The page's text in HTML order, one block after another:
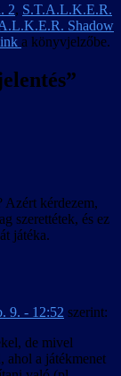
2, S.T.A.L.K.E.R.
Shadow
a könyvjelzőbe.
”
Azért kérdezem,
szerettétek, és ez
játéka.
9. - 12:52 szerint:
de mivel
ahol a játékmenet